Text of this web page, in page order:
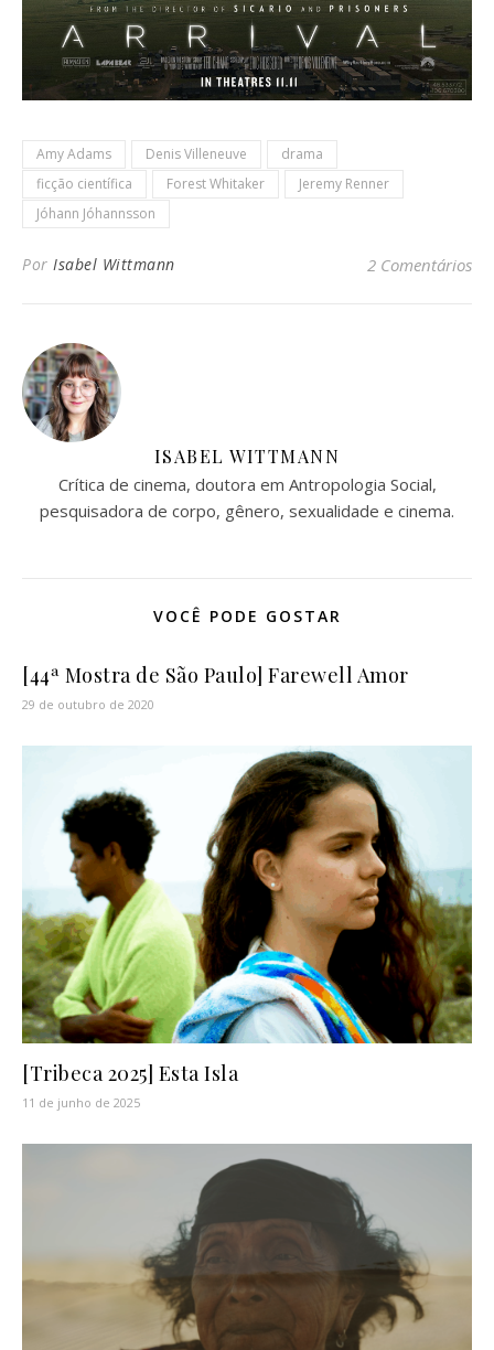
Amy Adams Denis Villeneuve
drama
ficção científica
Forest Whitaker
Jeremy Renner
Jóhann Jóhannsson
Por Isabel Wittmann 2 Comentários
ISABEL WITTMANN
Crítica de cinema, doutora em Antropologia Social,
pesquisadora de corpo, gênero, sexualidade e cinema.
VOCÊ PODE GOSTAR
[44ª Mostra de São Paulo] Farewell Amor
29 de outubro de 2020
[Tribeca 2025] Esta Isla
11 de junho de 2025